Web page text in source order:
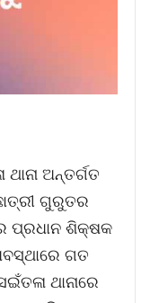
ଅନ୍ତର୍ଗତ
ଗୁରୁତର
ପ୍ରଧାନ ଶିକ୍ଷକ
ଗତ
ଥାନାରେ